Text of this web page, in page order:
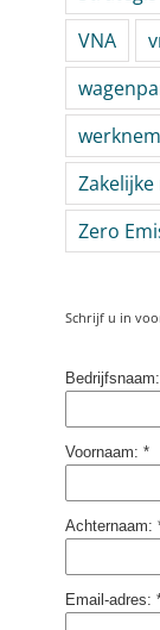
VNA
Zero
Schrijf u in